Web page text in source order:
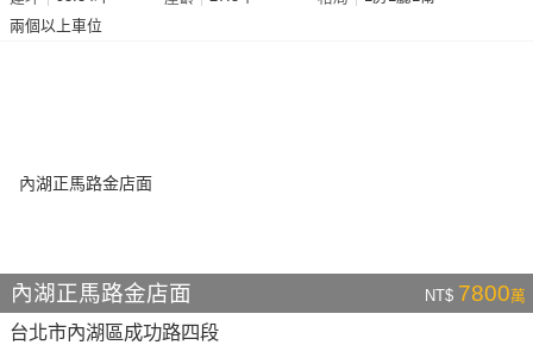
兩個以上車位
內湖正馬路金店面 NT$ 7800萬
台北市內湖區成功路四段